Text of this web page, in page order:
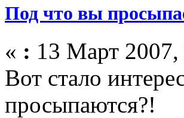
Под что вы
« : 13 Март 2007,
Вот стало
просыпаются?!